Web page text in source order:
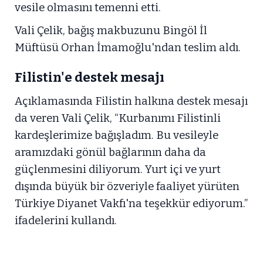
vesile olmasını temenni etti.
Vali Çelik, bağış makbuzunu Bingöl İl
Müftüsü Orhan İmamoğlu'ndan teslim aldı.
Filistin'e destek mesajı
Açıklamasında Filistin halkına destek mesajı
da veren Vali Çelik, “Kurbanımı Filistinli
kardeşlerimize bağışladım. Bu vesileyle
aramızdaki gönül bağlarının daha da
güçlenmesini diliyorum. Yurt içi ve yurt
dışında büyük bir özveriyle faaliyet yürüten
Türkiye Diyanet Vakfı'na teşekkür ediyorum.”
ifadelerini kullandı.